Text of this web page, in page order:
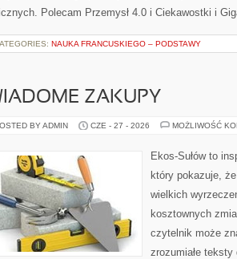
Polecam Przemysł 4.0 i Ciekawostki i
NAUKA FRANCUSKIEGO – PODSTAWY
ZAKUPY
BY ADMIN CZE - 27 - 2026 MOŻLIWOŚĆ
Ekos-Sułów to
który pokazuje,
wielkich
kosztownych
czytelnik może
zrozumiałe